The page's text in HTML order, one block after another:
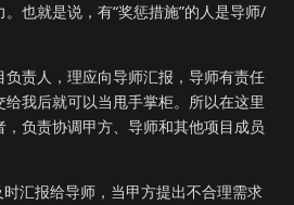
也就是说，有“奖惩措施”的人是导师/
责人，理应向导师汇报，导师有责任
我后就可以当甩手掌柜。所以在这里
负责协调甲方、导师和其他项目成员
汇报给导师，当甲方提出不合理需求